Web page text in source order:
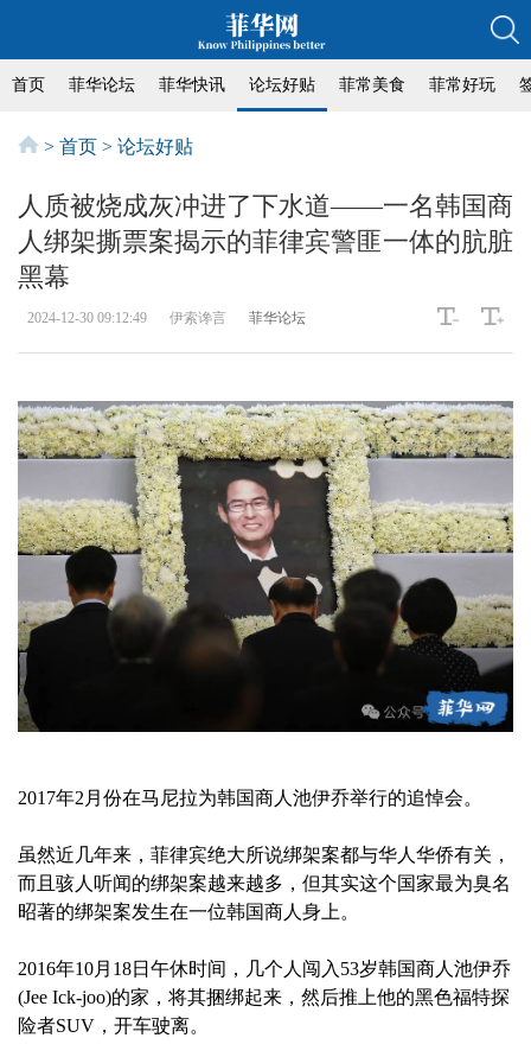
首页 菲华论坛 菲华快讯 论坛好贴 菲常美食 菲常好玩
> 首页 > 论坛好贴
人质被烧成灰冲进了下水道——一名韩国商
人绑架撕票案揭示的菲律宾警匪一体的肮脏
黑幕
2024-12-30 09:12:49 伊索谗言 菲华论坛
2017年2月份在马尼拉为韩国商人池伊乔举行的追悼会。
虽然近几年来，菲律宾绝大所说绑架案都与华人华侨有关，
而且骇人听闻的绑架案越来越多，但其实这个国家最为臭名
昭著的绑架案发生在一位韩国商人身上。
2016年10月18日午休时间，几个人闯入53岁韩国商人池伊乔
(Jee Ick-joo)的家，将其捆绑起来，然后推上他的黑色福特探
险者SUV，开车驶离。